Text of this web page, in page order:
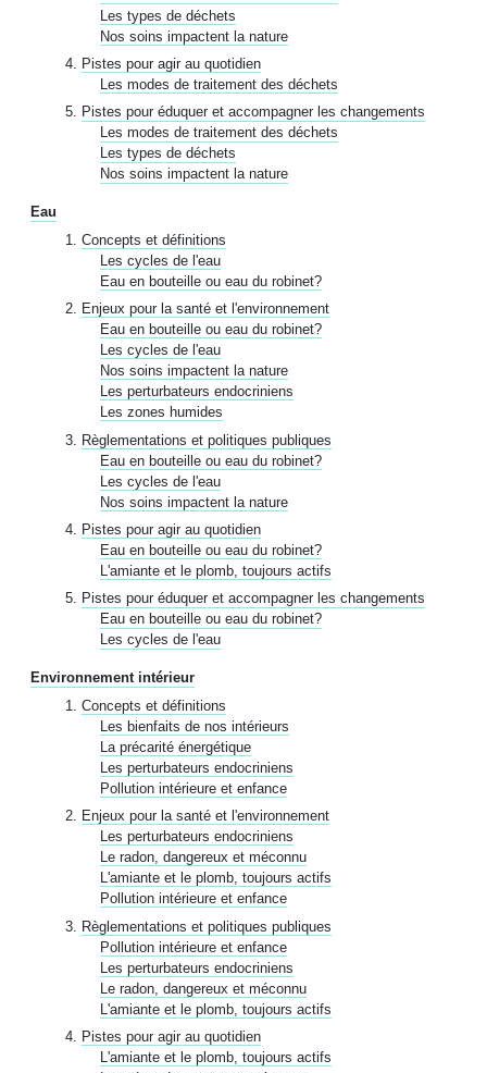
Les types de déchets
Nos soins impactent la nature
Pistes pour agir au quotidien
Les modes de traitement des déchets
Pistes pour éduquer et accompagner les changements
Les modes de traitement des déchets
Les types de déchets
Nos soins impactent la nature
Eau
Concepts et définitions
Les cycles de l'eau
Eau en bouteille ou eau du robinet?
Enjeux pour la santé et l'environnement
Eau en bouteille ou eau du robinet?
Les cycles de l'eau
Nos soins impactent la nature
Les perturbateurs endocriniens
Les zones humides
Règlementations et politiques publiques
Eau en bouteille ou eau du robinet?
Les cycles de l'eau
Nos soins impactent la nature
Pistes pour agir au quotidien
Eau en bouteille ou eau du robinet?
L'amiante et le plomb, toujours actifs
Pistes pour éduquer et accompagner les changements
Eau en bouteille ou eau du robinet?
Les cycles de l'eau
Environnement intérieur
Concepts et définitions
Les bienfaits de nos intérieurs
La précarité énergétique
Les perturbateurs endocriniens
Pollution intérieure et enfance
Enjeux pour la santé et l'environnement
Les perturbateurs endocriniens
Le radon, dangereux et méconnu
L'amiante et le plomb, toujours actifs
Pollution intérieure et enfance
Règlementations et politiques publiques
Pollution intérieure et enfance
Les perturbateurs endocriniens
Le radon, dangereux et méconnu
L'amiante et le plomb, toujours actifs
Pistes pour agir au quotidien
L'amiante et le plomb, toujours actifs